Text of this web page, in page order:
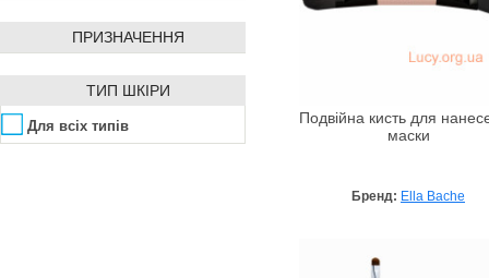
ПРИЗНАЧЕННЯ
ТИП ШКІРИ
Для всіх типів
Подвійна кисть для
маски
Бренд: Ella Bache